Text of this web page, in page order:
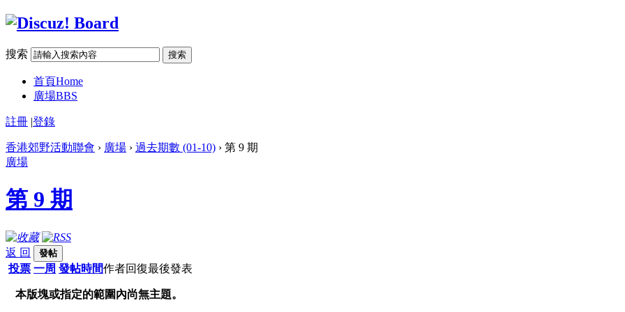
搜索 搜索
首頁Home
廣場BBS
註冊 |登錄
香港郊野活動聯會 › 廣場 › 過去期數 (01-10) › 第 9 期
廣場
第 9 期
返 回 發帖
投票 一周 發帖時間作者回復最後發表
本版塊或指定的範圍內尚無主題。